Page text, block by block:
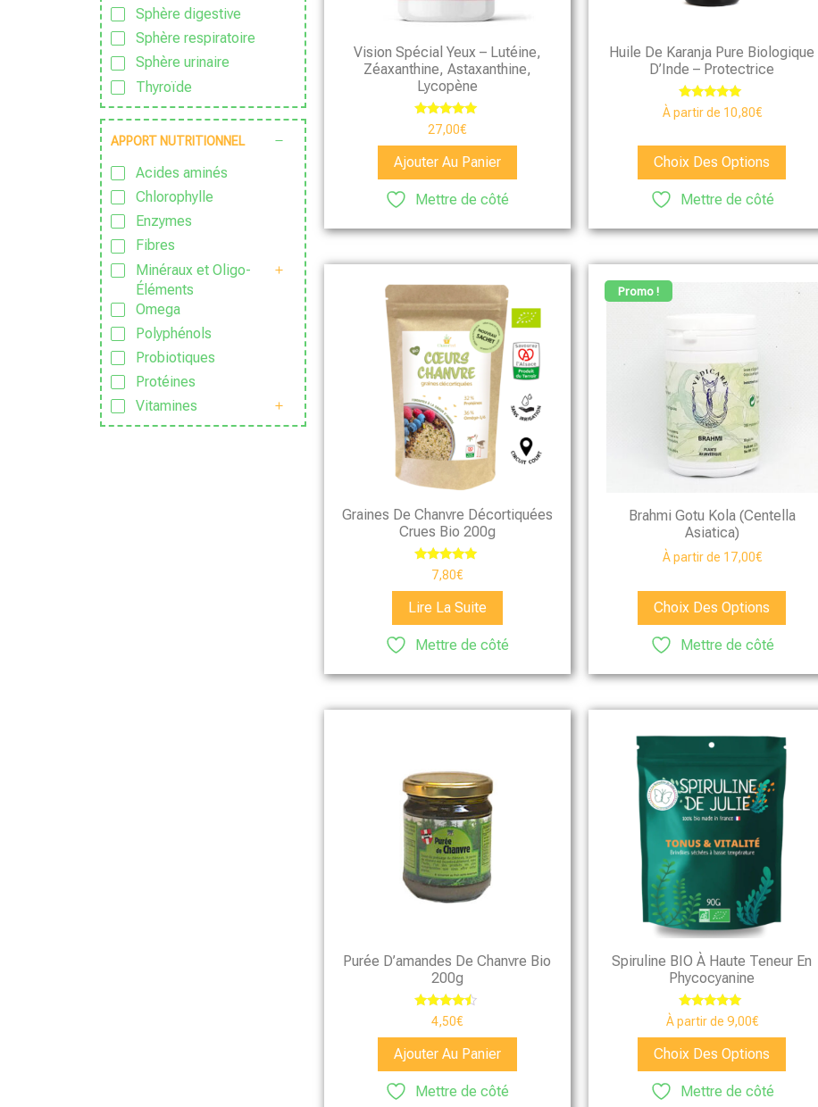
Sphère digestive
Sphère respiratoire
Sphère urinaire
Thyroïde
APPORT NUTRITIONNEL
Acides aminés
Chlorophylle
Enzymes
Fibres
Minéraux et Oligo-
Éléments
Omega
Polyphénols
Probiotiques
Protéines
Vitamines
Vision Spécial Yeux – Lutéine,
Zéaxanthine, Astaxanthine,
Lycopène
Note
5.00
sur 5
27,00€
Ajouter Au Panier
Mettre de côté
Huile De Karanja Pure Biologique
D’Inde – Protectrice
Note
5.00
À partir de 10,80€
Choix Des Options
Mettre de côté
Graines De Chanvre Décortiquées
Crues Bio 200g
Note
5.00
sur 5
7,80€
Lire La Suite
Mettre de côté
Promo !
Brahmi Gotu Kola (Centella
Asiatica)
À partir de 17,00€
Choix Des Options
Mettre de côté
Purée D’amandes De Chanvre Bio
200g
Note
4.25
sur 5
4,50€
Ajouter Au Panier
Mettre de côté
Spiruline BIO À Haute Teneur En
Phycocyanine
Note
4.75
sur 5
À partir de 9,00€
Choix Des Options
Mettre de côté